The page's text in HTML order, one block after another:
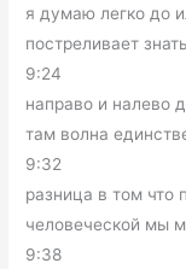
я думаю легко до
постреливает
9:24
направо и налево
там волна
9:32
разница в том что
человеческой мы
9:38